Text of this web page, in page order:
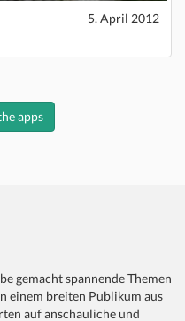
5. April 2012
apps
gemacht spannende Themen
einem breiten Publikum aus
auf anschauliche und